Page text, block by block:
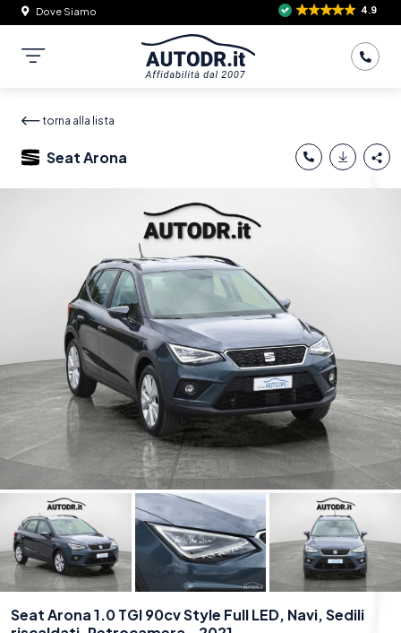
Dove Siamo 4.9
torna alla lista
Seat Arona
Seat Arona 1.0 TGI 90cv Style Full LED, Navi, Sedili